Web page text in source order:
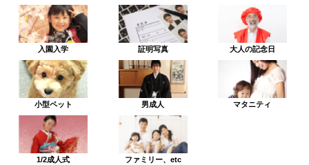
入園入学 証明写真 大人の記念日
小型ペット 男成人 マタニティ
1/2成人式 ファミリー、etc